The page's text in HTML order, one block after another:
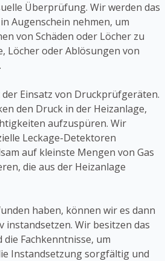
Überprüfung. Wir werden das
Augenschein nehmen, um
von Schäden oder Löcher zu
Löcher oder Ablösungen von
Einsatz von Druckprüfgeräten.
den Druck in der Heizanlage,
aufzuspüren. Wir
Leckage-Detektoren
auf kleinste Mengen von Gas
die aus der Heizanlage
haben, können wir es dann
instandsetzen. Wir besitzen das
Fachkenntnisse, um
Instandsetzung sorgfältig und